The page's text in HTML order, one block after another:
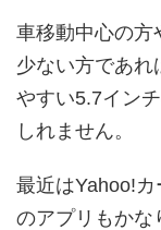
車移動中心の方
少ない方であれ
やすい5.7イン
しれません。
最近はYahoo!
のアプリもかな